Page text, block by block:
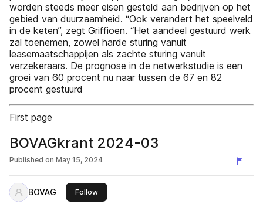
worden steeds meer eisen gesteld aan bedrijven op het
gebied van duurzaamheid. “Ook verandert het speelveld
in de keten”, zegt Griffioen. “Het aandeel gestuurd werk
zal toenemen, zowel harde sturing vanuit
leasemaatschappijen als zachte sturing vanuit
verzekeraars. De prognose in de netwerkstudie is een
groei van 60 procent nu naar tussen de 67 en 82
procent gestuurd
First page
BOVAGkrant 2024-03
Published on May 15, 2024
BOVAG Followthis publisher